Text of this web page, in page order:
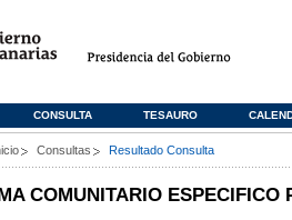
CONSULTA TESAURO
Consultas Resultado Consulta
COMUNITARIO ESPECIFICO